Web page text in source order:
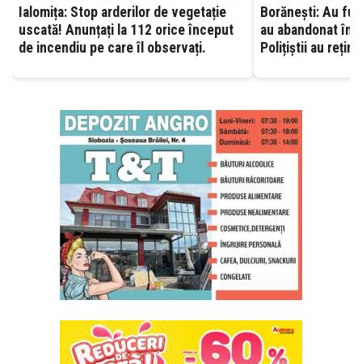
Ialomița: Stop arderilor de vegetație
uscată! Anunțați la 112 orice început
de incendiu pe care îl observați.
Borănești: Au
au abandonat în
Polițiștii au